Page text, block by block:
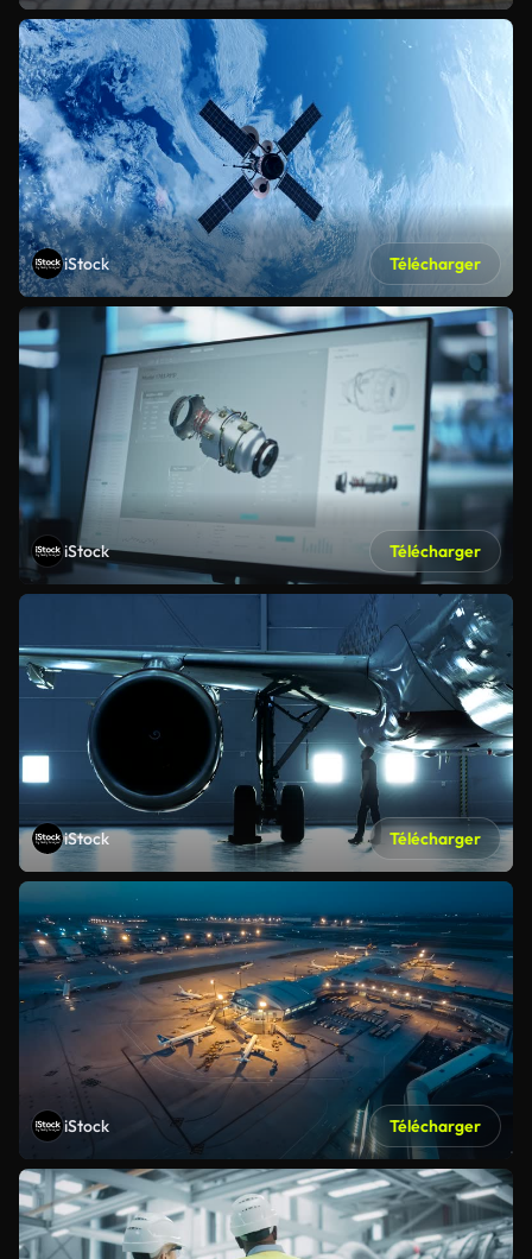
iStock Télécharger
iStock Télécharger
iStock Télécharger
iStock Télécharger